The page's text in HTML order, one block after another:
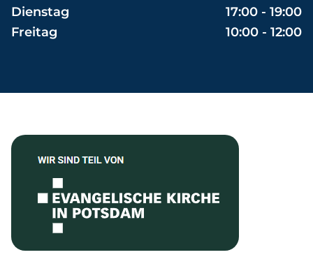
Dienstag
17:00 - 19:00
Freitag
10:00 - 12:00